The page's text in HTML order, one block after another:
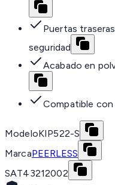
Puertas
seguridad
Acabado en
Compatible
ModeloKIP522-S
MarcaPEERLESS
SAT43212002